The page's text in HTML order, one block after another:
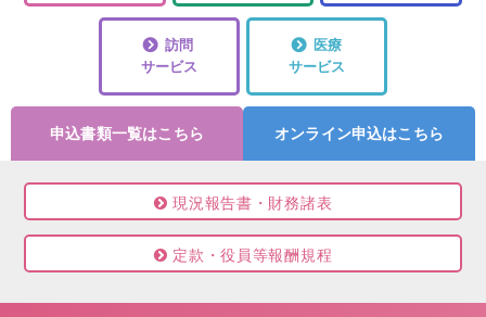
申込書類一覧はこちら オンライン申込はこちら
訪問
サービス
医療
サービス
現況報告書・財務諸表
定款・役員等報酬規程